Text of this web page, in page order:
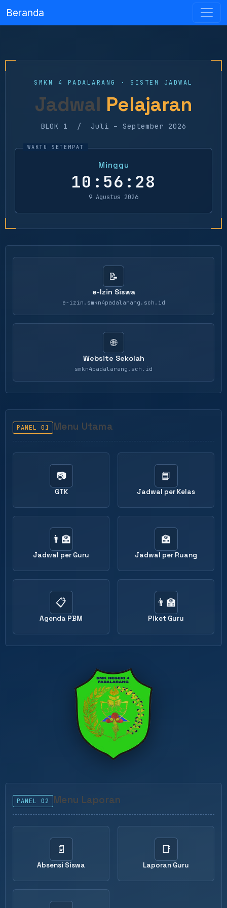
Beranda
SMKN 4 PADALARANG · SISTEM JADWAL
Jadwal Pelajaran
BLOK 1 / Juli – September 2026
Minggu
10:56:28
9 Agustus 2026
📝
e-Izin Siswa
e-izin.smkn4padalarang.sch.id
🌐
Website Sekolah
smkn4padalarang.sch.id
PANEL 01 Menu Utama
📷
GTK
📘
Jadwal per Kelas
👨‍🏫
Jadwal per Guru
🏫
Jadwal per Ruang
📋
Agenda PBM
👨‍🏫
Piket Guru
PANEL 02 Menu Laporan
📄
Absensi Siswa
📑
Laporan Guru